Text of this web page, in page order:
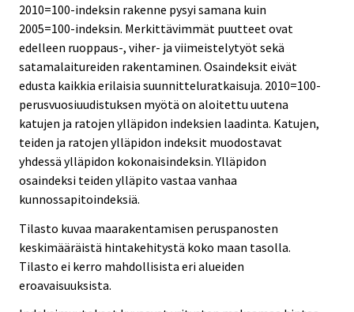
2010=100-indeksin rakenne pysyi samana kuin
2005=100-indeksin. Merkittävimmät puutteet ovat
edelleen ruoppaus-, viher- ja viimeistelytyöt sekä
satamalaitureiden rakentaminen. Osaindeksit eivät
edusta kaikkia erilaisia suunnitteluratkaisuja. 2010=100-
perusvuosiuudistuksen myötä on aloitettu uutena
katujen ja ratojen ylläpidon indeksien laadinta. Katujen,
teiden ja ratojen ylläpidon indeksit muodostavat
yhdessä ylläpidon kokonaisindeksin. Ylläpidon
osaindeksi teiden ylläpito vastaa vanhaa
kunnossapitoindeksiä.
Tilasto kuvaa maarakentamisen peruspanosten
keskimääräistä hintakehitystä koko maan tasolla.
Tilasto ei kerro mahdollisista eri alueiden
eroavaisuuksista.